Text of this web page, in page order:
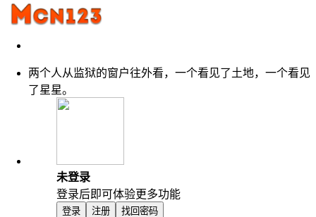
两个人从监狱的窗户往外看，一个看见了土地，一个看见
了星星。
未登录
登录后即可体验更多功能
登录 注册 找回密码